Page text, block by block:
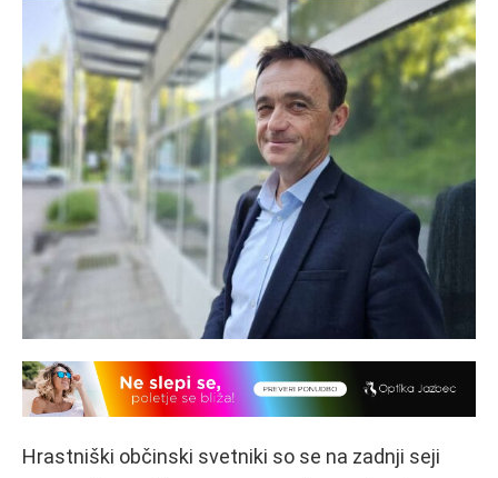
Hrastniški občinski svetniki so se na zadnji seji